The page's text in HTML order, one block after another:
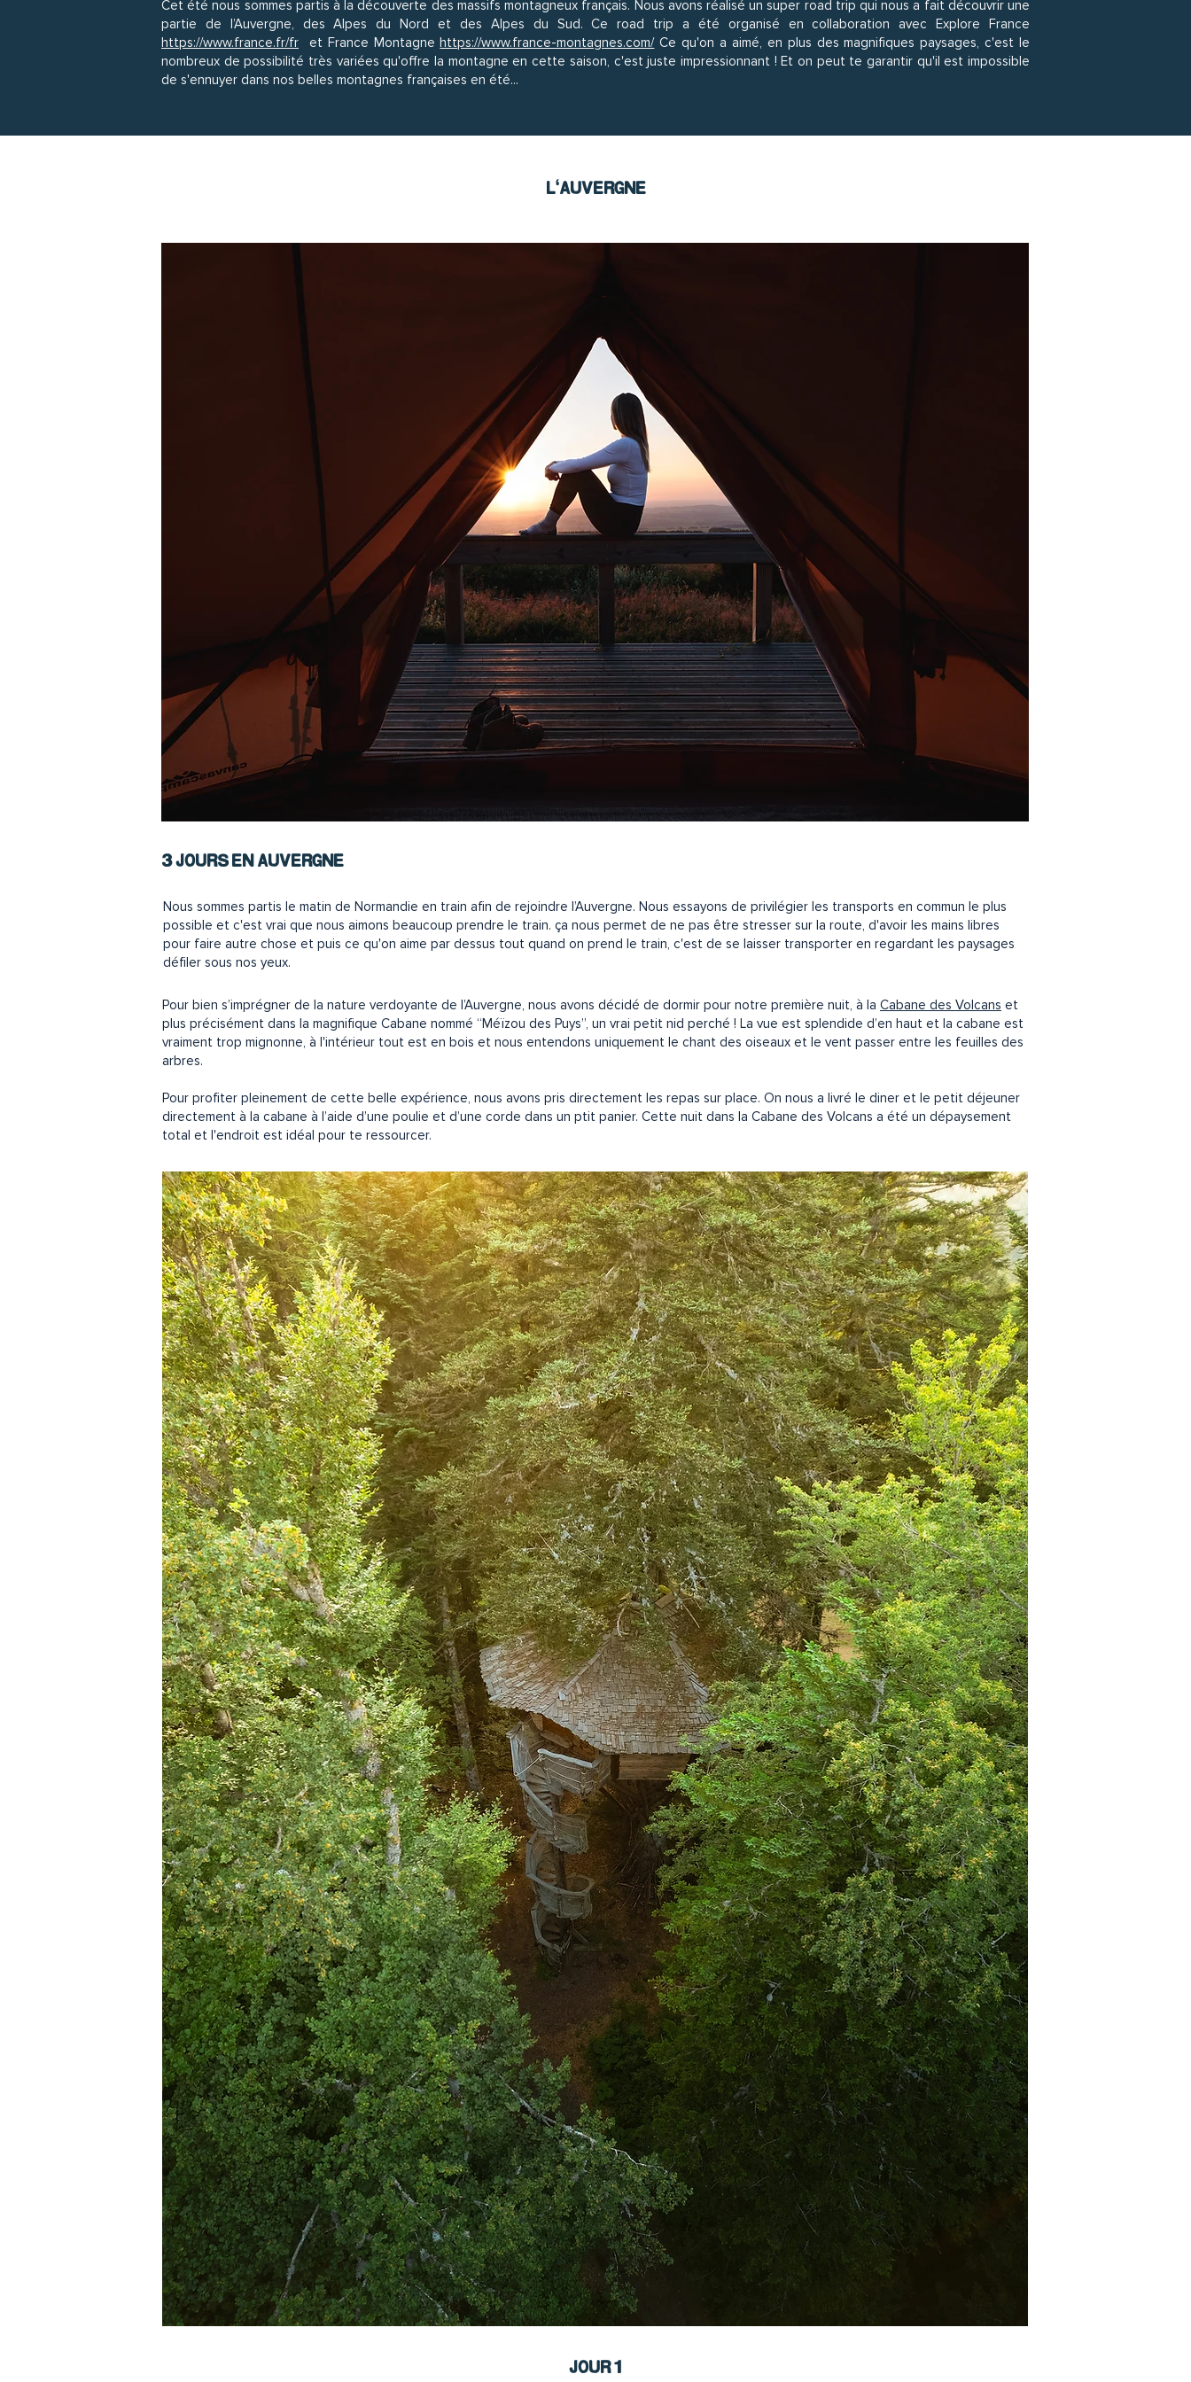
Cet été nous sommes partis à la découverte des massifs montagneux français. Nous avons réalisé un super road trip qui nous a fait découvrir une
partie de l’Auvergne, des Alpes du Nord et des Alpes du Sud. Ce road trip a été organisé en collaboration avec Explore France
https://www.france.fr/fr et France Montagnehttps://www.france-montagnes.com/Ce qu'on a aimé, en plus des magnifiques paysages, c'est le
nombreux de possibilité très variées qu'offre la montagne en cette saison, c'est juste impressionnant ! Et on peut te garantir qu'il est impossible
de s'ennuyer dans nos belles montagnes françaises en été...
L'AUVERGNE
3 JOURS EN AUVERGNE
Nous sommes partis le matin de Normandie en train afin de rejoindre l’Auvergne. Nous essayons de privilégier les transports en commun le plus
possible et c'est vrai que nous aimons beaucoup prendre le train. ça nous permet de ne pas être stresser sur la route, d'avoir les mains libres
pour faire autre chose et puis ce qu'on aime par dessus tout quand on prend le train, c'est de se laisser transporter en regardant les paysages
défiler sous nos yeux.
Pour bien s’imprégner de la nature verdoyante de l’Auvergne, nous avons décidé de dormir pour notre première nuit, à la Cabane des Volcans et
plus précisément dans la magnifique Cabane nommé “Méïzou des Puys”, un vrai petit nid perché ! La vue est splendide d’en haut et la cabane est
vraiment trop mignonne, à l'intérieur tout est en bois et nous entendons uniquement le chant des oiseaux et le vent passer entre les feuilles des
arbres.
Pour profiter pleinement de cette belle expérience, nous avons pris directement les repas sur place. On nous a livré le diner et le petit déjeuner
directement à la cabane à l’aide d’une poulie et d’une corde dans un ptit panier. Cette nuit dans la Cabane des Volcans a été un dépaysement
total et l'endroit est idéal pour te ressourcer.
JOUR 1